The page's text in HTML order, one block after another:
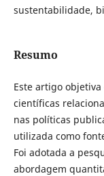
sustentabilidade,
Resumo
Este artigo
científicas
nas políticas
utilizada como
Foi adotada a
abordagem